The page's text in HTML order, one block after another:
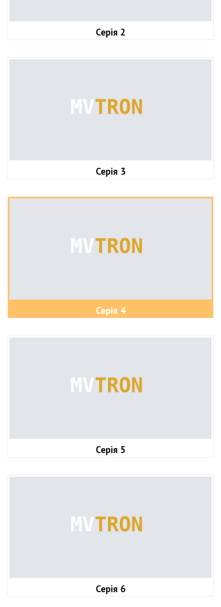
Серія 2
Серія 3
Серія 4
Серія 5
Серія 6